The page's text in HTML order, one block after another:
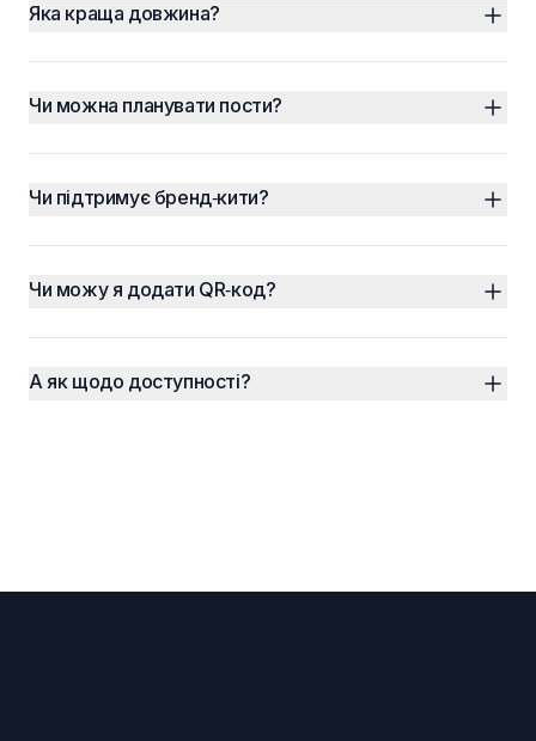
Яка краща довжина?
Чи можна планувати пости?
Чи підтримує бренд‑кити?
Чи можу я додати QR‑код?
А як щодо доступності?